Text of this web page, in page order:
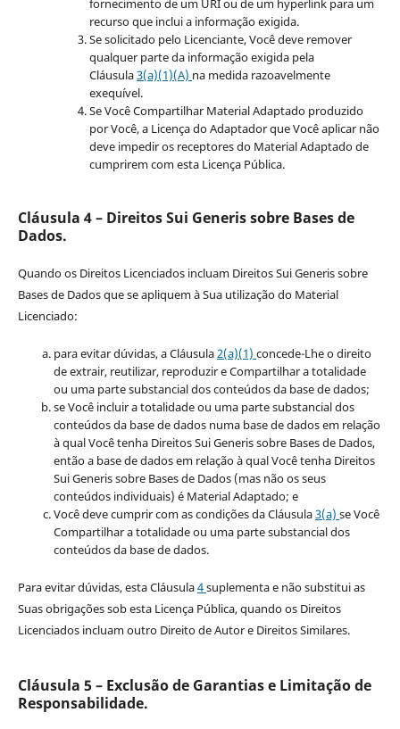
fornecimento de um URI ou de um hyperlink para um
recurso que inclui a informação exigida.
Se solicitado pelo Licenciante, Você deve remover
qualquer parte da informação exigida pela
Cláusula3(a)(1)(A) na medida razoavelmente
exequível.
Se Você Compartilhar Material Adaptado produzido
por Você, a Licença do Adaptador que Você aplicar não
deve impedir os receptores do Material Adaptado de
cumprirem com esta Licença Pública.
Cláusula 4 – Direitos Sui Generis sobre Bases de
Dados.
Quando os Direitos Licenciados incluam Direitos Sui Generis sobre
Bases de Dados que se apliquem à Sua utilização do Material
Licenciado:
para evitar dúvidas, a Cláusula2(a)(1) concede-Lhe o direito
de extrair, reutilizar, reproduzir e Compartilhar a totalidade
ou uma parte substancial dos conteúdos da base de dados;
se Você incluir a totalidade ou uma parte substancial dos
conteúdos da base de dados numa base de dados em relação
à qual Você tenha Direitos Sui Generis sobre Bases de Dados,
então a base de dados em relação à qual Você tenha Direitos
Sui Generis sobre Bases de Dados (mas não os seus
conteúdos individuais) é Material Adaptado; e
Você deve cumprir com as condições da Cláusula3(a) se Você
Compartilhar a totalidade ou uma parte substancial dos
conteúdos da base de dados.
Para evitar dúvidas, esta Cláusula4suplementa e não substitui as
Suas obrigações sob esta Licença Pública, quando os Direitos
Licenciados incluam outro Direito de Autor e Direitos Similares.
Cláusula 5 – Exclusão de Garantias e Limitação de
Responsabilidade.